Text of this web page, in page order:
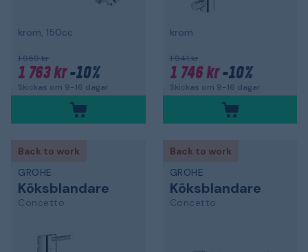
krom, 150cc
1 959 kr
1 763 kr-10%
Skickas om 9-16 dagar
krom
1 941 kr
1 746 kr-10%
Skickas om 9-16 dagar
Back to work
GROHE
Köksblandare
Concetto
Back to work
GROHE
Köksblandare
Concetto